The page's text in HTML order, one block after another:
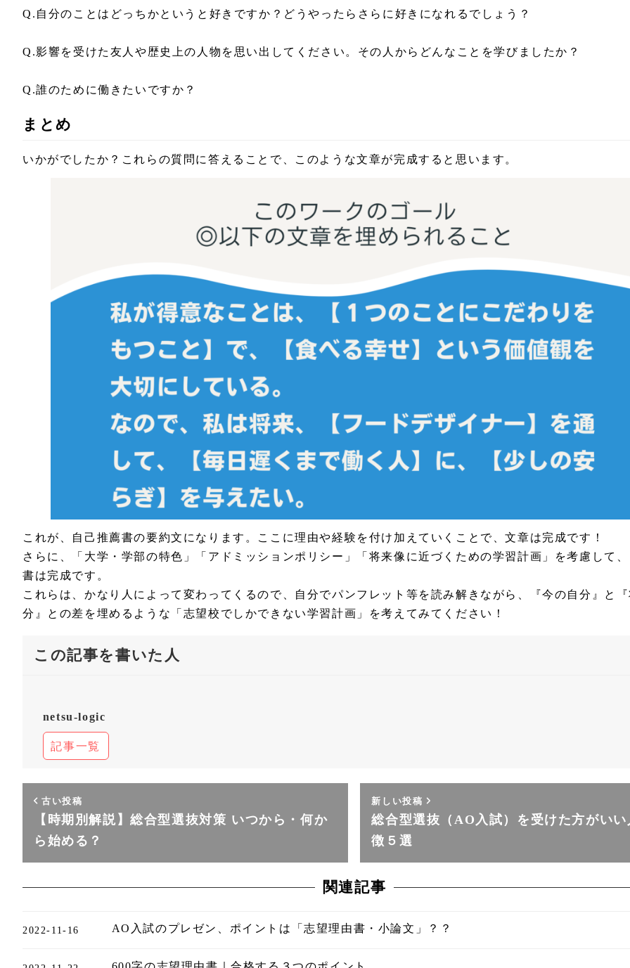
Q.自分のことはどっちかというと好きですか？どうやったらさらに好きになれるでしょう？
Q.影響を受けた友人や歴史上の人物を思い出してください。その人からどんなことを学びましたか？
Q.誰のために働きたいですか？
まとめ
いかがでしたか？これらの質問に答えることで、このような文章が完成すると思います。
これが、自己推薦書の要約文になります。ここに理由や経験を付け加えていくことで、文章は完成です！
さらに、「大学・学部の特色」「アドミッションポリシー」「将来像に近づくための学習計画」を考慮して
書は完成です。
これらは、かなり人によって変わってくるので、自分でパンフレット等を読み解きながら、『今の自分』と
分』との差を埋めるような「志望校でしかできない学習計画」を考えてみてください！
この記事を書いた人
netsu-logic
記事一覧
古い投稿
【時期別解説】総合型選抜対策 いつから・何か
ら始める？
新しい投稿
総合型選抜（AO入試）を受けた方がい
徴５選
関連記事
AO入試のプレゼン、ポイントは「志望理由書・小論文」？？
2022-11-16